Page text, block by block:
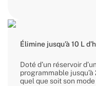
Élimine jusqu’à 10 L
Doté d’un réservoir
programmable
quel que soit son mode